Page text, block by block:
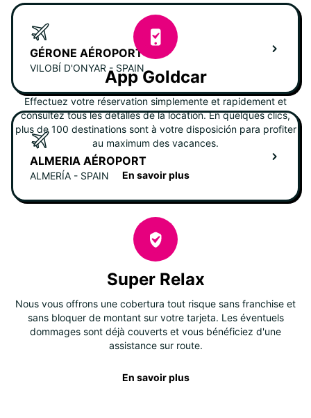
GÉRONE AÉROPORT
VILOBÍ D'ONYAR - SPAIN
ALMERIA AÉROPORT
ALMERÍA - SPAIN
App Goldcar
Effectuez votre réservation simplemente et rapidement et
consultez tous les detalles de la location. En quelques clics,
plus de 100 destinations sont à votre disposición para profiter
au maximum des vacances.
En savoir plus
Super Relax
Nous vous offrons une cobertura tout risque sans franchise et
sans bloquer de montant sur votre tarjeta. Les éventuels
dommages sont déjà couverts et vous bénéficiez d'une
assistance sur route.
En savoir plus